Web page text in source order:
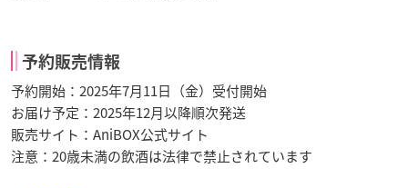
予約販売情報
予約開始：2025年7月11日（金）受付開始
お届け予定：2025年12月以降順次発送
販売サイト：AniBOX公式サイト
注意：20歳未満の飲酒は法律で禁止されています